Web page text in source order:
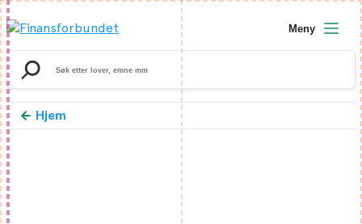
Search
for:
Meny
Hjem